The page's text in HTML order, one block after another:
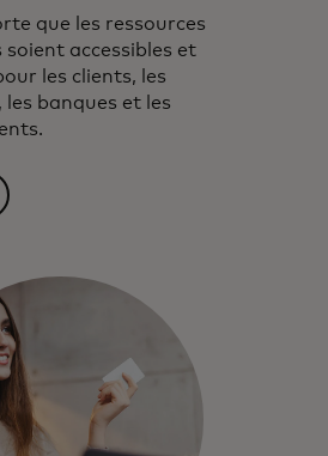
que les ressources
soient accessibles et
les clients, les
les banques et les